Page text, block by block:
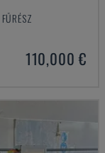
110,000 €